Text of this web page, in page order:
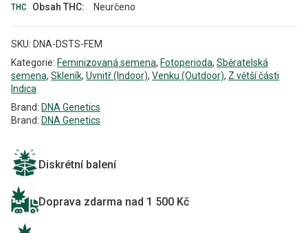
Obsah THC:
Neurčeno
SKU: DNA-DSTS-FEM
Kategorie: Feminizovaná semena, Fotoperioda, Sběratelská
semena, Skleník, Uvnitř (Indoor), Venku (Outdoor), Z větší části
Indica
Brand: DNA Genetics
Brand: DNA Genetics
Diskrétní balení
Doprava zdarma nad 1 500 Kč